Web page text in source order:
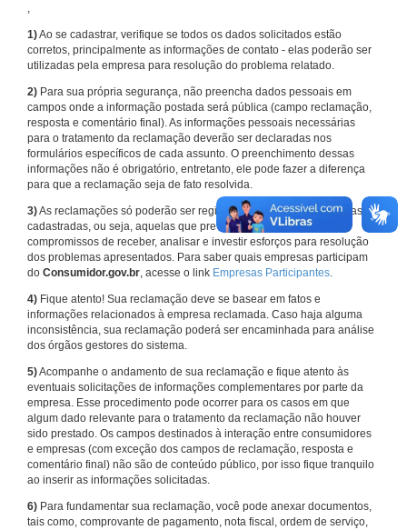
,
1)Ao se cadastrar, verifique se todos os dados solicitados estão
corretos, principalmente as informações de contato - elas poderão ser
utilizadas pela empresa para resolução do problema relatado.
2) Para sua própria segurança, não preencha dados pessoais em
campos onde a informação postada será pública (campo reclamação,
resposta e comentário final). As informações pessoais necessárias
para o tratamento da reclamação deverão ser declaradas nos
formulários específicos de cada assunto. O preenchimento dessas
informações não é obrigatório, entretanto, ele pode fazer a diferença
para que a reclamação seja de fato resolvida.
3)As reclamações só poderão ser registradas em face de empresas
cadastradas, ou seja, aquelas que previamente assumiram
compromissos de receber, analisar e investir esforços para resolução
dos problemas apresentados. Para saber quais empresas participam
do Consumidor.gov.br, acesse o link Empresas Participantes.
4) Fique atento! Sua reclamação deve se basear em fatos e
informações relacionados à empresa reclamada. Caso haja alguma
inconsistência, sua reclamação poderá ser encaminhada para análise
dos órgãos gestores do sistema.
5)Acompanhe o andamento de sua reclamação e fique atento às
eventuais solicitações de informações complementares por parte da
empresa. Esse procedimento pode ocorrer para os casos em que
algum dado relevante para o tratamento da reclamação não houver
sido prestado. Os campos destinados à interação entre consumidores
e empresas (com exceção dos campos de reclamação, resposta e
comentário final) não são de conteúdo público, por isso fique tranquilo
ao inserir as informações solicitadas.
6) Para fundamentar sua reclamação, você pode anexar documentos,
tais como, comprovante de pagamento, nota fiscal, ordem de serviço,